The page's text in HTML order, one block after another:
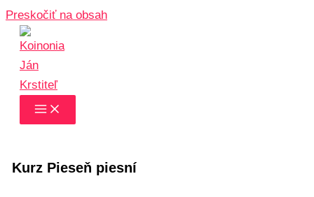
Preskočiť na obsah
Kurz Pieseň piesní